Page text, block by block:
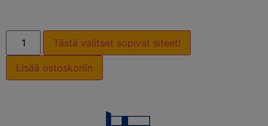
Tästä valitset sopivat siteet!
Lisää ostoskoriin